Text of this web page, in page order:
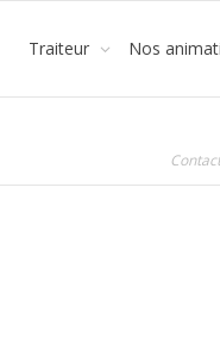
Traiteur Nos